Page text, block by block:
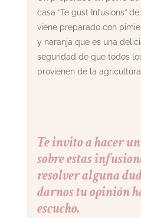
casa “Te gust Infusions”
viene preparado con
y naranja que es una
seguridad de que todos
provienen de la
Te invito a hacer
sobre estas
resolver alguna
darnos tu opinión
escucho.